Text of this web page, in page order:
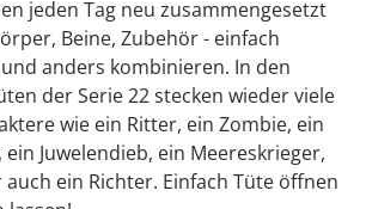
jeden Tag neu zusammengesetzt
Beine, Zubehör - einfach
anders kombinieren. In den
der Serie 22 stecken wieder viele
wie ein Ritter, ein Zombie, ein
ein Juwelendieb, ein Meereskrieger,
ein Richter. Einfach Tüte öffnen